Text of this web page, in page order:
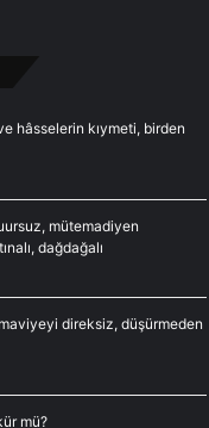
hâsselerin kıymeti, birden
mütemadiyen
dağdağalı
direksiz, düşürmeden
mü?